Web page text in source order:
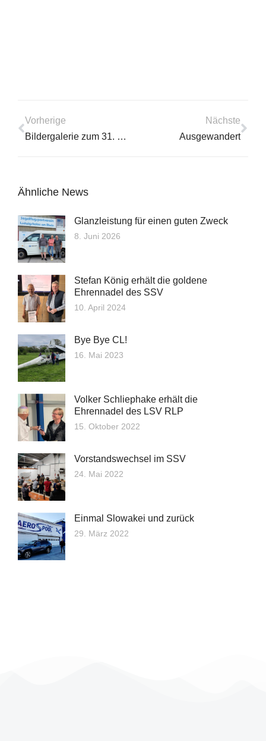
Vorherige
Bildergalerie zum 31. Dannstadter Vergleichsfliegen
Nächste
Ausgewandert
Ähnliche News
Glanzleistung für einen guten Zweck
8. Juni 2026
Stefan König erhält die goldene
Ehrennadel des SSV
10. April 2024
Bye Bye CL!
16. Mai 2023
Volker Schliephake erhält die
Ehrennadel des LSV RLP
15. Oktober 2022
Vorstandswechsel im SSV
24. Mai 2022
Einmal Slowakei und zurück
29. März 2022